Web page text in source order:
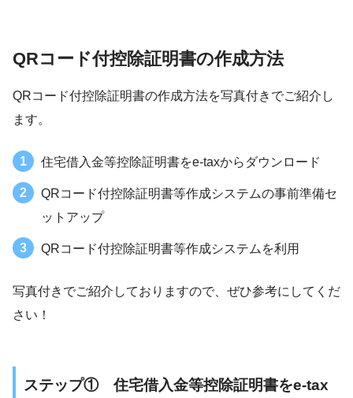
QRコード付控除証明書の作成方法
QRコード付控除証明書の作成方法を写真付きでご紹介し
ます。
住宅借入金等控除証明書をe-taxからダウンロード
QRコード付控除証明書等作成システムの事前準備セ
ットアップ
QRコード付控除証明書等作成システムを利用
写真付きでご紹介しておりますので、ぜひ参考にしてくだ
さい！
ステップ① 住宅借入金等控除証明書をe-tax